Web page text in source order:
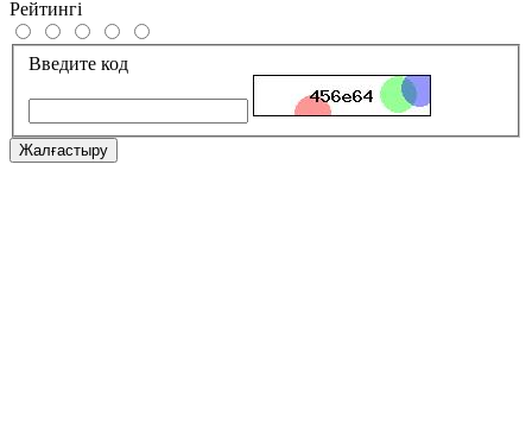
Рейтингі
Введите код
Жалғастыру